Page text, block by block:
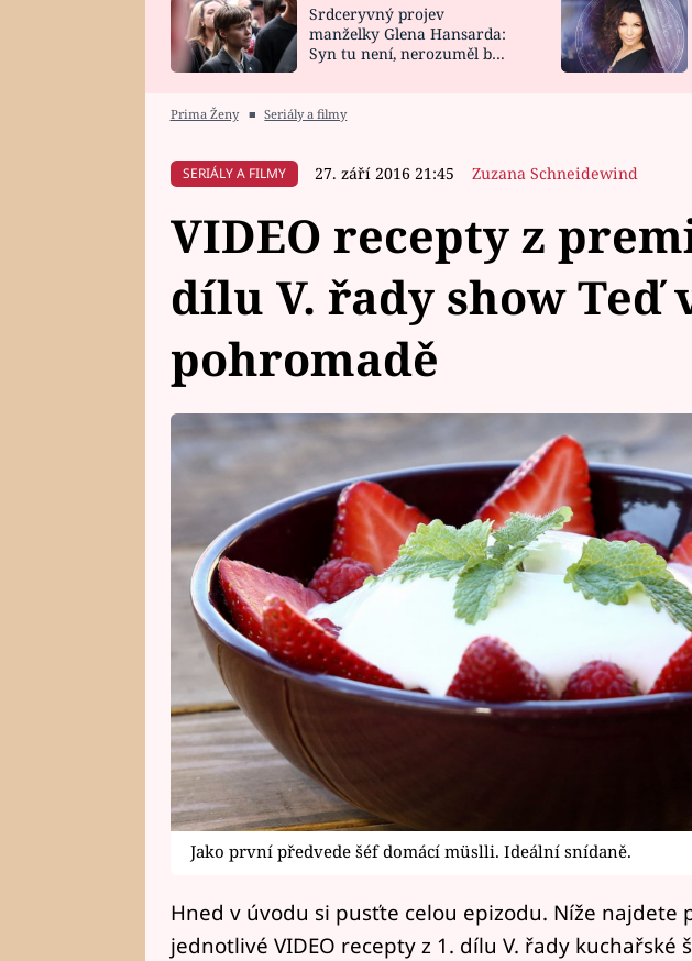
HOROSKOP NA
CELEBRITY
VAŘENÍ
NOVINKY
Srdceryvný projev
manželky Glena Hansarda:
Syn tu není, nerozuměl by
Prima Ženy ■ Seriály a filmy
SERIÁLY A FILMY 27. září 2016 21:45 Zuzana Schneidewind
VIDEO recepty z
dílu V. řady show Teď
pohromadě
Jako první předvede šéf domácí müslli. Ideální snídaně.
Hned v úvodu si pusťte celou epizodu. Níže najdete
jednotlivé VIDEO recepty z 1. dílu V. řady kuchařské